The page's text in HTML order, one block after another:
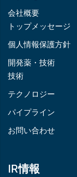
会社概要
トップメッセージ
個人情報保護方針
開発薬・技術
技術
テクノロジー
パイプライン
お問い合わせ
IR情報